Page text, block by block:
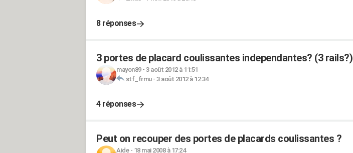
8 réponses
3 portes de placard coulissantes independantes? (3 rails?)
mayon89- 3 août 2012 à 11:51
stf_frmu- 3 août 2012 à 12:34
4 réponses
Peut on recouper des portes de placards coulissantes ?
Aide- 18 mai 2008 à 17:24